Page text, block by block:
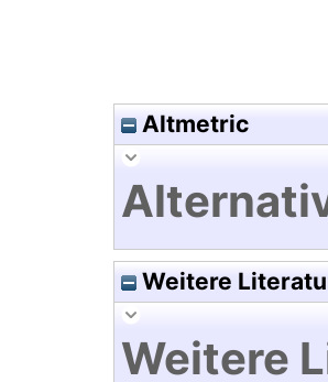
Altmetric
Weitere
Weitere